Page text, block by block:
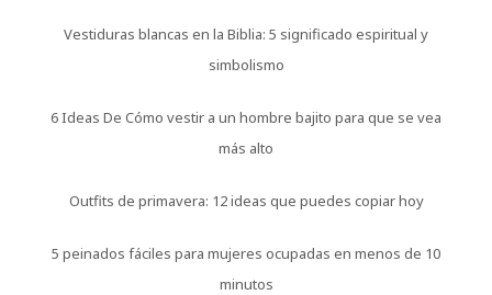
Vestiduras blancas en la Biblia: 5 significado espiritual y
simbolismo
6 Ideas De Cómo vestir a un hombre bajito para que se vea
más alto
Outfits de primavera: 12 ideas que puedes copiar hoy
5 peinados fáciles para mujeres ocupadas en menos de 10
minutos